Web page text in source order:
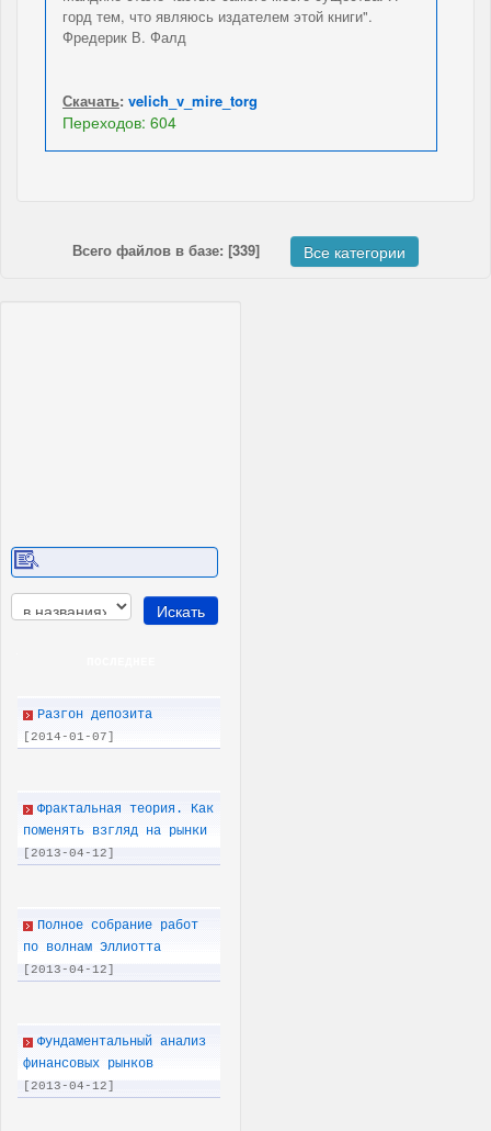
горд тем, что являюсь издателем этой книги".
Фредерик В. Фалд
Скачать: velich_v_mire_torg
Переходов: 604
Всего файлов в базе: [339] Все категории
Разгон депозита
[2014-01-07]
Фрактальная теория. Как
поменять взгляд на рынки
[2013-04-12]
Полное собрание работ
по волнам Эллиотта
[2013-04-12]
Фундаментальный анализ
финансовых рынков
[2013-04-12]